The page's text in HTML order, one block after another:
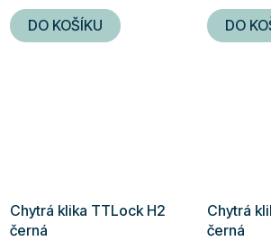
5,0
z
DO KOŠÍKU
5,0
z
DO
Chytrá klika TTLock H2
černá
Chytrá
černá